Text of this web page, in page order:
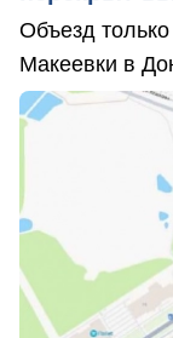
Объезд
Макеевки в